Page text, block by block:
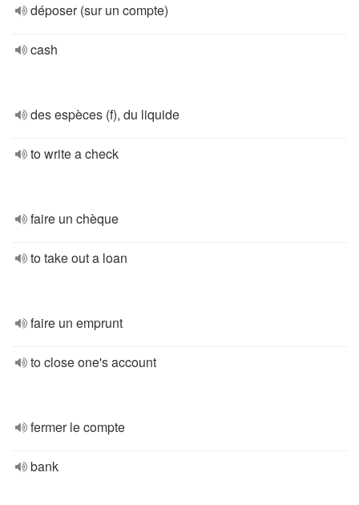
déposer (sur un compte)
cash
des espèces (f), du liquide
to write a check
faire un chèque
to take out a loan
faire un emprunt
to close one's account
fermer le compte
bank